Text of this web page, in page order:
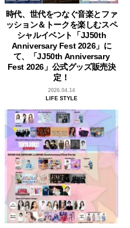
時代、世代をつなぐ音楽とファ
ッション＆トークを楽しむスペ
シャルイベント「JJ50th
Anniversary Fest 2026」に
て、「JJ50th Anniversary
Fest 2026」公式グッズ販売決
定！
2026.04.14
LIFE STYLE